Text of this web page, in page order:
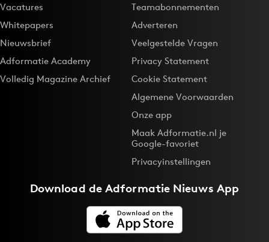
Vacatures
Whitepapers
Nieuwsbrief
Adformatie Academy
Volledig Magazine Archief
Teamabonnementen
Adverteren
Veelgestelde Vragen
Privacy Statement
Cookie Statement
Algemene Voorwaarden
Onze app
Maak Adformatie.nl je
Google-favoriet
Privacyinstellingen
Download deAdformatie Nieuws App